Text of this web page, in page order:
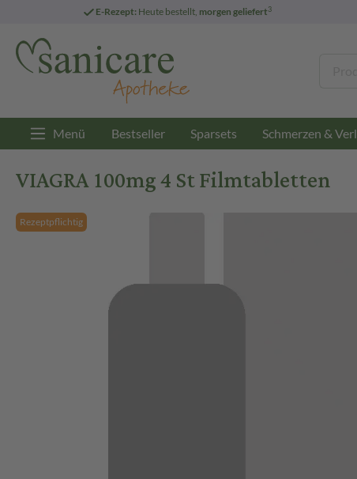
E-Rezept: Heute bestellt, morgen geliefert3
Menü Bestseller Sparsets Schmerzen &
VIAGRA 100mg 4 St Filmtabletten
Rezeptpflichtig